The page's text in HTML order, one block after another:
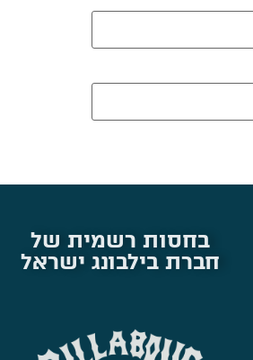
בחסות רשמית של
חברת בילבונג ישראל